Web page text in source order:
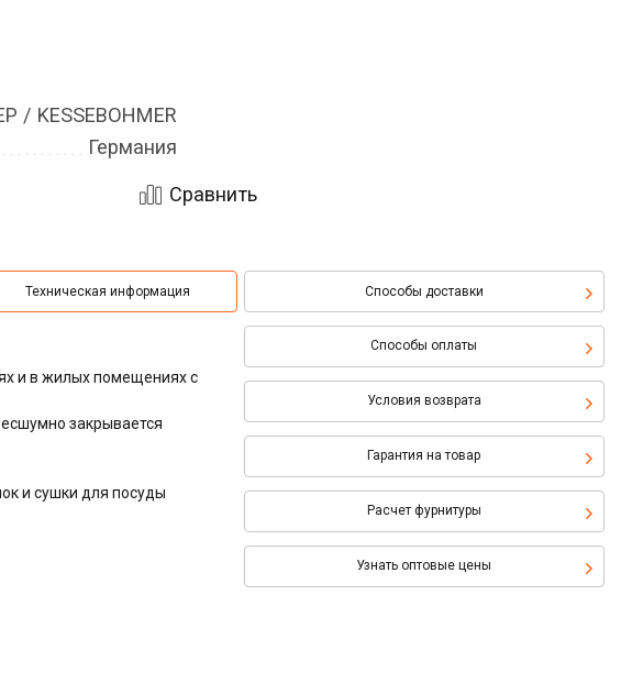
/ KESSEBOHMER
Германия
Сравнить
Техническая информация Способы доставки
Способы оплаты
Условия возврата
Гарантия на товар
Расчет фурнитуры
Узнать оптовые цены
и в жилых помещениях с
закрывается
и сушки для посуды